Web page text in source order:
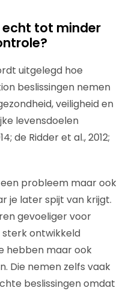
tot minder
uitgelegd hoe
beslissingen nemen
veiligheid en
levensdoelen
de Ridder et al., 2012;
probleem maar ook
je later spijt van krijgt.
gevoeliger voor
ontwikkeld
hebben maar ook
Die nemen zelfs vaak
beslissingen omdat